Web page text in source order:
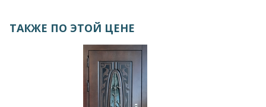
ТАКЖЕ ПО ЭТОЙ ЦЕНЕ